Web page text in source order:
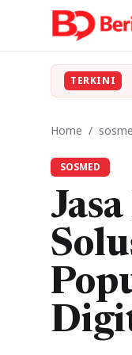
TERKINI
Home /
SOSMED